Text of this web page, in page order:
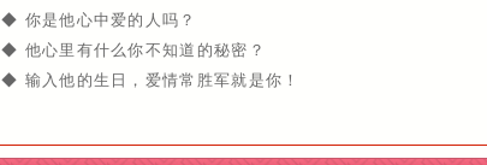
◆ 你是他心中爱的人吗？
◆ 他心里有什么你不知道的秘密？
◆ 输入他的生日，爱情常胜军就是你！